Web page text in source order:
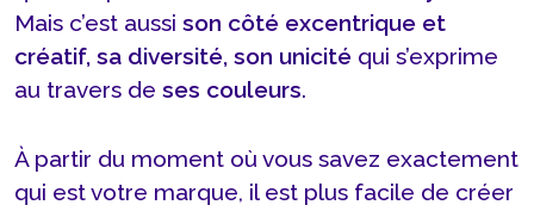
Mais c’est aussi son côté excentrique et
créatif, sa diversité, son unicité qui s’exprime
au travers de ses couleurs.
À partir du moment où vous savez exactement
qui est votre marque, il est plus facile de créer